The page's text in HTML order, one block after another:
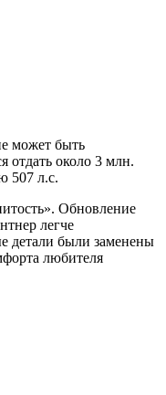
может быть
отдать около 3 млн.
507 л.с.
Обновление
легче
детали были заменены
любителя